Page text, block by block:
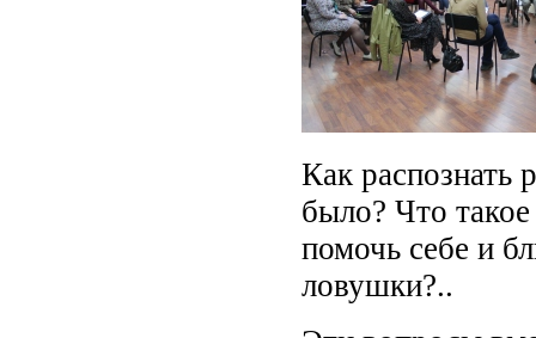
Как распознать
было? Что
помочь себе и
ловушки?..